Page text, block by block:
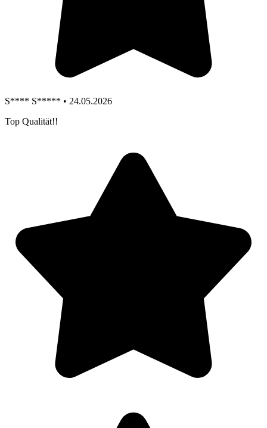
S**** S***** • 24.05.2026
Top Qualität!!